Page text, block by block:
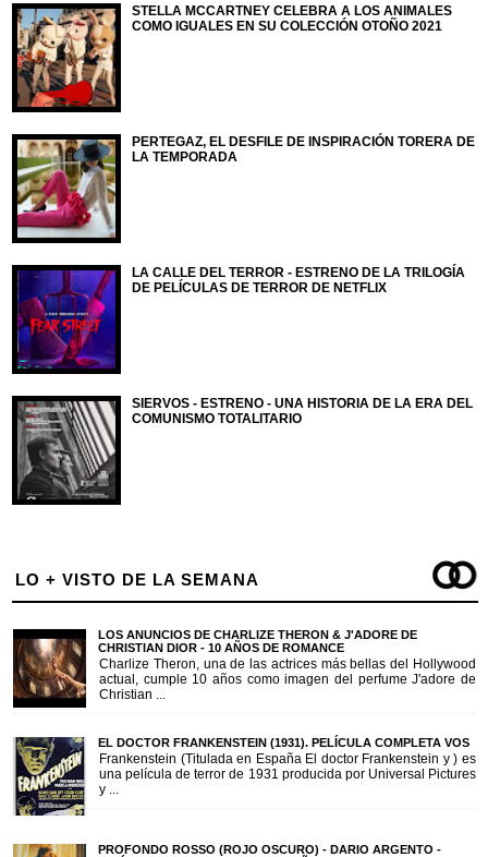
STELLA MCCARTNEY CELEBRA A LOS ANIMALES
COMO IGUALES EN SU COLECCIÓN OTOÑO 2021
PERTEGAZ, EL DESFILE DE INSPIRACIÓN TORERA DE
LA TEMPORADA
LA CALLE DEL TERROR - ESTRENO DE LA TRILOGÍA
DE PELÍCULAS DE TERROR DE NETFLIX
SIERVOS - ESTRENO - UNA HISTORIA DE LA ERA DEL
COMUNISMO TOTALITARIO
LO + VISTO DE LA SEMANA
LOS ANUNCIOS DE CHARLIZE THERON & J'ADORE DE
CHRISTIAN DIOR - 10 AÑOS DE ROMANCE
Charlize Theron, una de las actrices más bellas del Hollywood
actual, cumple 10 años como imagen del perfume J'adore de
Christian ...
EL DOCTOR FRANKENSTEIN (1931). PELÍCULA COMPLETA VOS
Frankenstein (Titulada en España El doctor Frankenstein y ) es
una película de terror de 1931 producida por Universal Pictures
y ...
PROFONDO ROSSO (ROJO OSCURO) - DARIO ARGENTO -